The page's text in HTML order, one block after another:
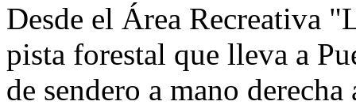
Desde el Área Recreativa
pista forestal que lleva a
de sendero a mano